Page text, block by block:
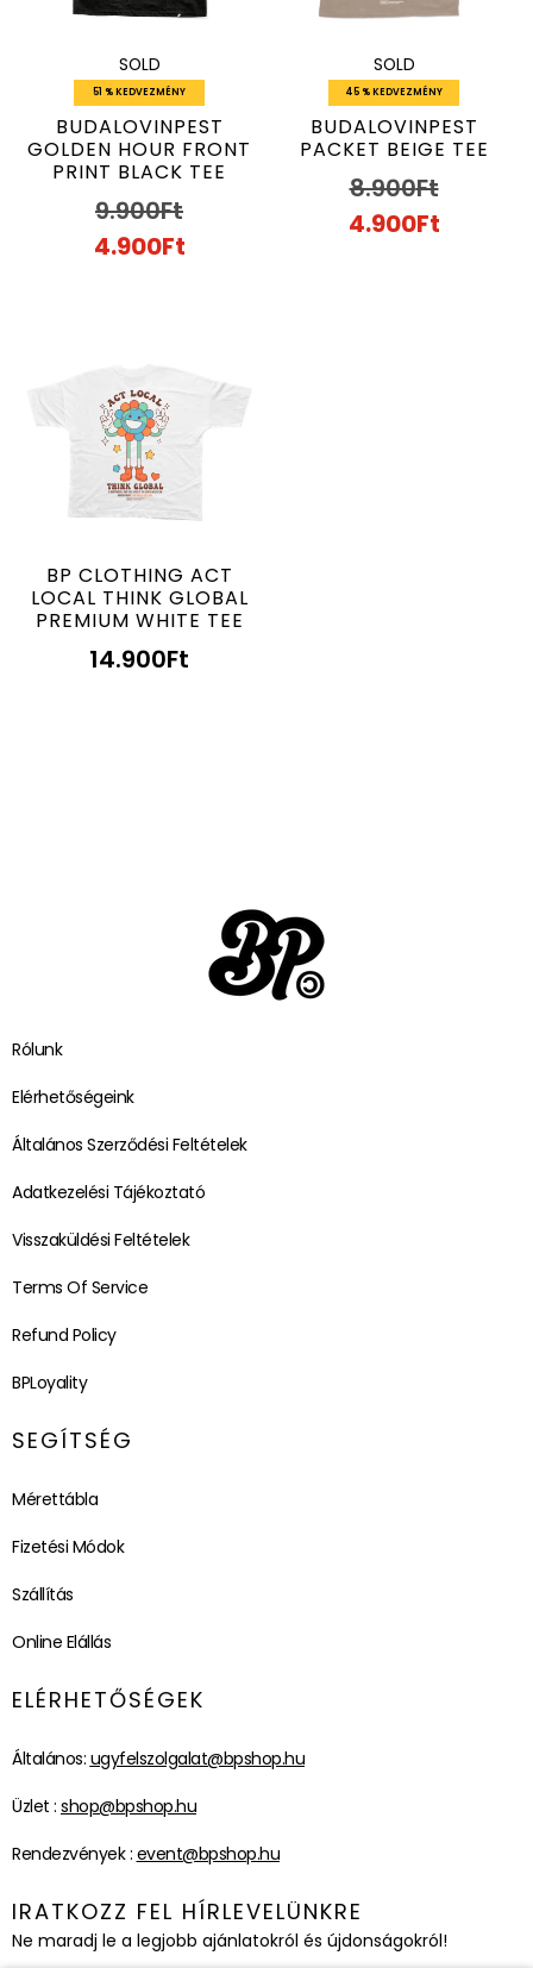
SOLD
51 % KEDVEZMÉNY
BUDALOVINPEST
GOLDEN HOUR FRONT
PRINT BLACK TEE
9.900Ft
4.900Ft
SOLD
45 % KEDVEZMÉNY
BUDALOVINPEST
PACKET BEIGE TEE
8.900Ft
4.900Ft
BP CLOTHING ACT
LOCAL THINK GLOBAL
PREMIUM WHITE TEE
14.900Ft
Rólunk
Elérhetőségeink
Általános Szerződési Feltételek
Adatkezelési Tájékoztató
Visszaküldési Feltételek
Terms Of Service
Refund Policy
BPLoyality
SEGÍTSÉG
Mérettábla
Fizetési Módok
Szállítás
Online Elállás
ELÉRHETŐSÉGEK
Általános: ugyfelszolgalat@bpshop.hu
Üzlet : shop@bpshop.hu
Rendezvények : event@bpshop.hu
IRATKOZZ FEL HÍRLEVELÜNKRE
Ne maradj le a legjobb ajánlatokról és újdonságokról!